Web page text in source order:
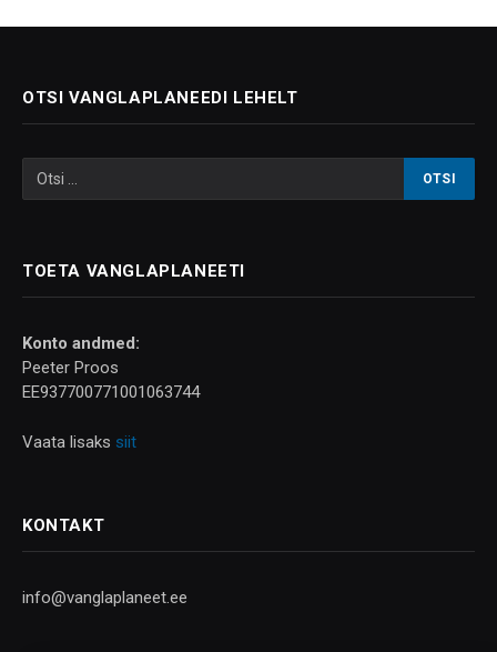
OTSI VANGLAPLANEEDI LEHELT
TOETA VANGLAPLANEETI
Konto andmed:
Peeter Proos
EE937700771001063744
Vaata lisaks siit
KONTAKT
info@vanglaplaneet.ee